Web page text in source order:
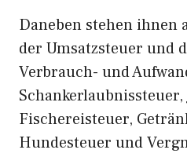
Daneben stehen ihnen
der Umsatzsteuer und
Verbrauch- und
Schankerlaubnissteuer,
Fischereisteuer,
Hundesteuer und